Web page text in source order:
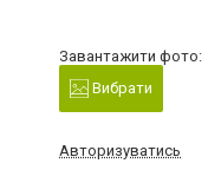
Завантажити фото:
Вибрати
Авторизуватись